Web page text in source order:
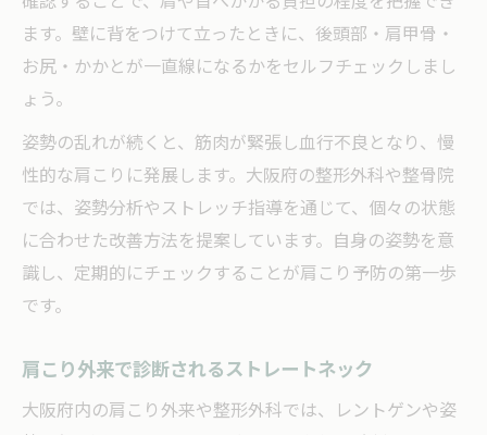
ます。壁に背をつけて立ったときに、後頭部・肩甲骨・
お尻・かかとが一直線になるかをセルフチェックしまし
ょう。
姿勢の乱れが続くと、筋肉が緊張し血行不良となり、慢
性的な肩こりに発展します。大阪府の整形外科や整骨院
では、姿勢分析やストレッチ指導を通じて、個々の状態
に合わせた改善方法を提案しています。自身の姿勢を意
識し、定期的にチェックすることが肩こり予防の第一歩
です。
肩こり外来で診断されるストレートネック
大阪府内の肩こり外来や整形外科では、レントゲンや姿